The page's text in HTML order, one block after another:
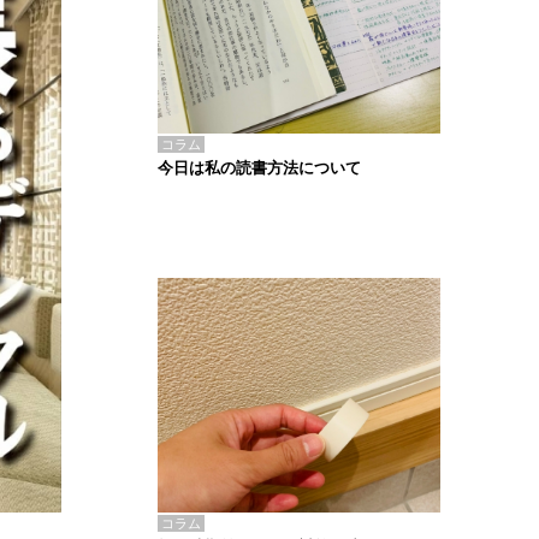
コラム
今日は私の読書方法について
コラム